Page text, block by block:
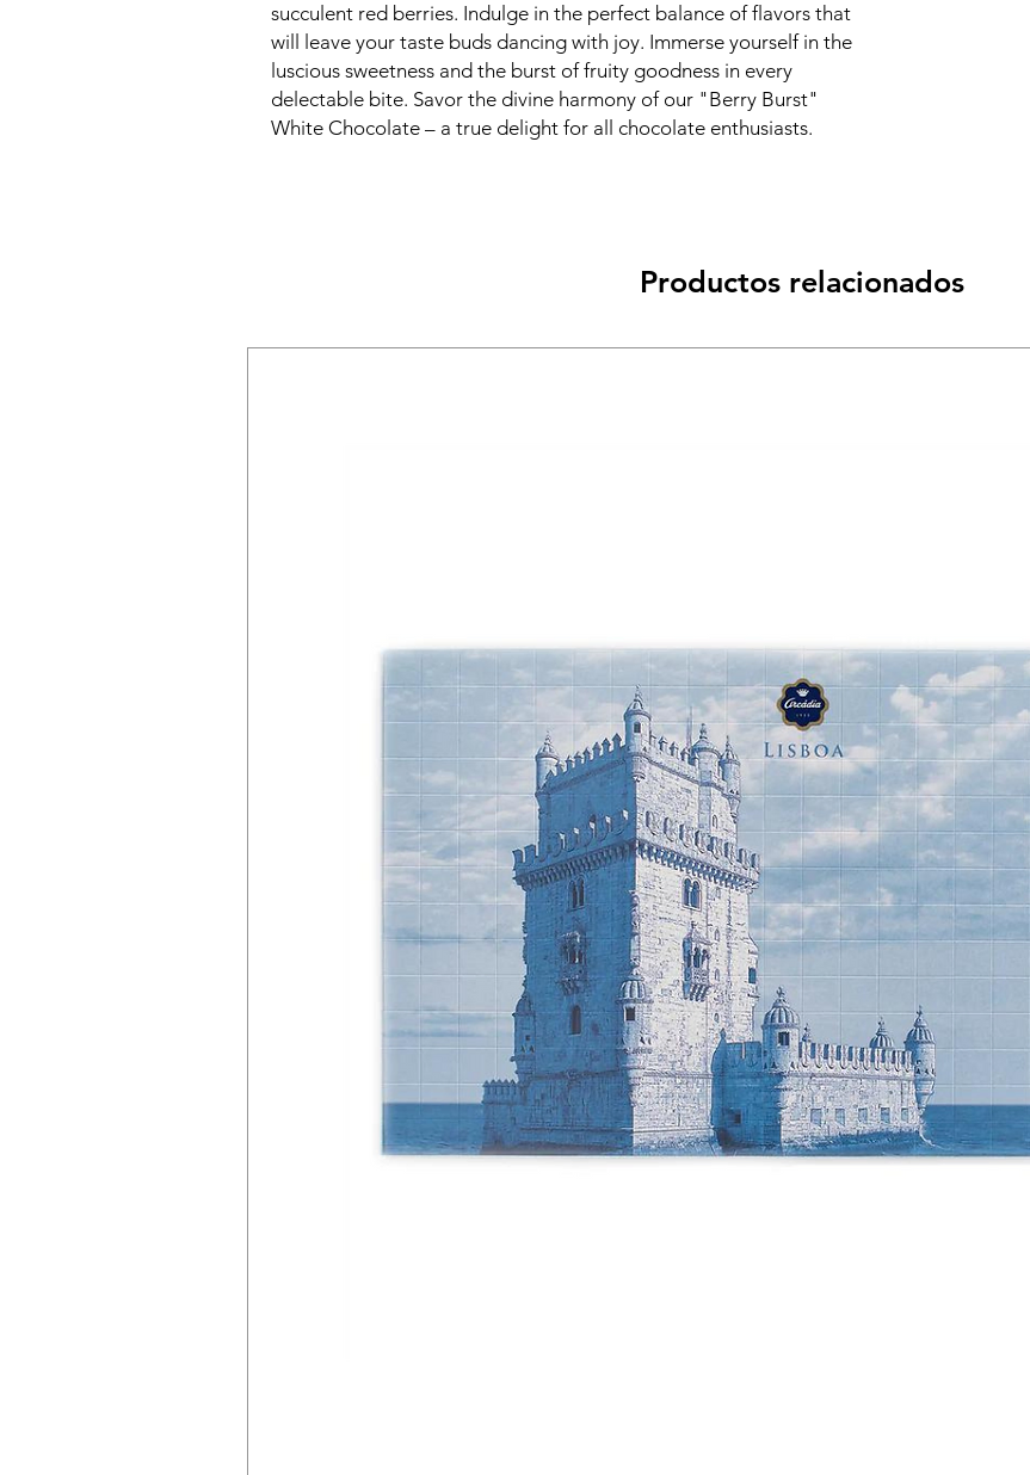
succulent red berries. Indulge in the perfect balance of flavors that
will leave your taste buds dancing with joy. Immerse yourself in the
luscious sweetness and the burst of fruity goodness in every
delectable bite. Savor the divine harmony of our "Berry Burst"
White Chocolate – a true delight for all chocolate enthusiasts.
Productos relacionados